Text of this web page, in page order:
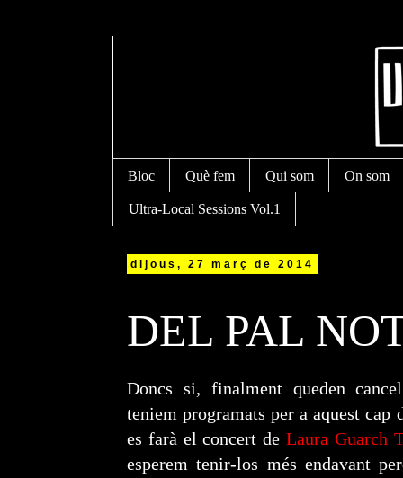
Bloc Què fem Qui som On som
Ultra-Local Sessions Vol.1
dijous, 27 març de 2014
DEL PAL
Doncs si, finalment queden
teniem programats per a aquest cap
es farà el concert de Laura Guarch
esperem tenir-los més endavant